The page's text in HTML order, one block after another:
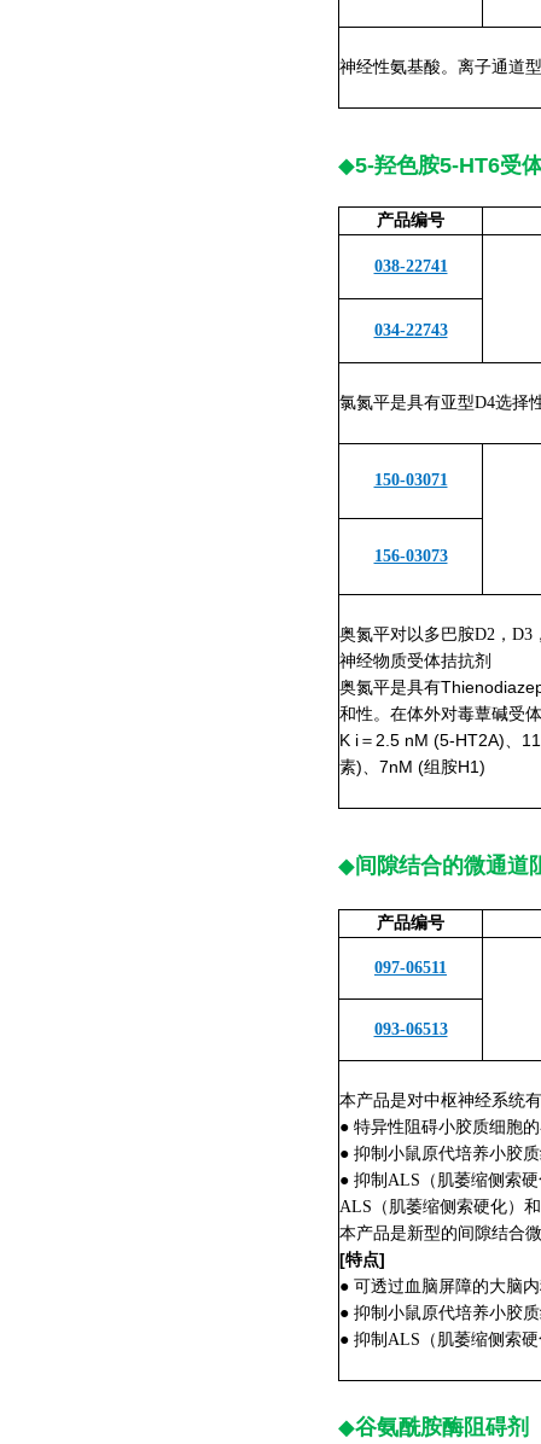
神经性氨基酸。离子通道
◆5-羟色胺5-HT6受
产品编号
038-22741
034-22743
氯氮平是具有亚型D4选择
150-03071
156-03073
奥氮平对以多巴胺D2，D3
神经物质受体拮抗剂
奥氮平是具有
和性。在体外对毒蕈碱受
K i＝2.5 nM (5-HT2A)、
素)、7nM (组胺H1)
◆间隙结合的微通道
产品编号
097-06511
093-06513
本产品是对中枢神经系统
● 特异性阻碍小胶质细胞
● 抑制小鼠原代培养小胶
● 抑制ALS（肌萎缩侧索
ALS（肌萎缩侧索硬化）
本产品是新型的间隙结合
[特点]
● 可透过血脑屏障的大脑
● 抑制小鼠原代培养小胶
● 抑制ALS（肌萎缩侧索
◆谷氨酰胺酶阻碍剂